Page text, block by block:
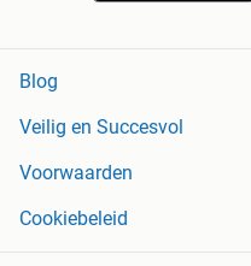
Blog
Veilig en Succesvol
Voorwaarden
Cookiebeleid